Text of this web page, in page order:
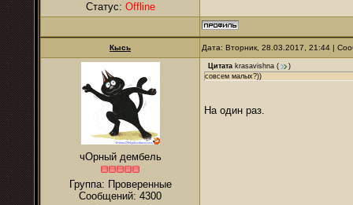
Статус: Offline
Кысь Дата: Вторник, 28.03.2017, 21:44 |
чОрный дембель
Группа: Проверенные
Сообщений: 4300
Цитата krasavishna (
)
совсем малых?))
На один раз.